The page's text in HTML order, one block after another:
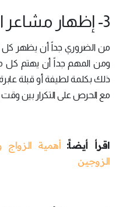
3- إظهار مشاعر الحب لأفراد الأسرة:
من الضروري جداً أن يظهر كل
ومن المهم جداً أن يهتم كل
ذلك بكلمة لطيفة أو قبلة
مع الحرص على التكرار بين وقت
اقرأ أيضاً: أهمية
الزوجين